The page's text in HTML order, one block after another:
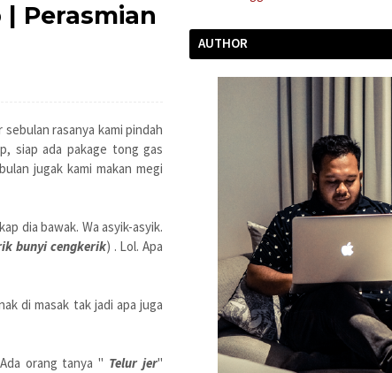
| Perasmian
sebulan rasanya kami pindah
siap ada pakage tong gas
jugak kami makan megi
dia bawak. Wa asyik-asyik.
bunyi cengkerik) . Lol. Apa
di masak tak jadi apa juga
orang tanya " Telur jer"
AUTHOR